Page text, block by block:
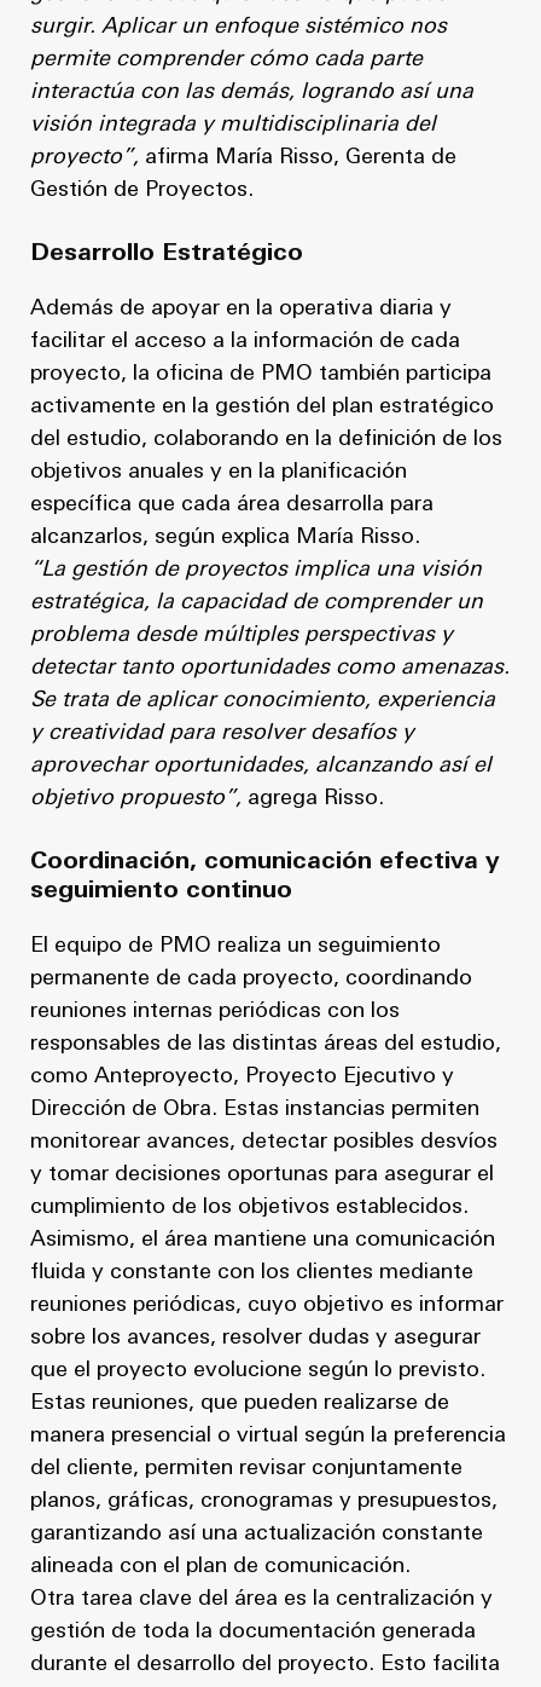
surgir. Aplicar un enfoque sistémico nos
permite comprender cómo cada parte
interactúa con las demás, logrando así una
visión integrada y multidisciplinaria del
proyecto”, afirma María Risso, Gerenta de
Gestión de Proyectos.
Desarrollo Estratégico
Además de apoyar en la operativa diaria y
facilitar el acceso a la información de cada
proyecto, la oficina de PMO también participa
activamente en la gestión del plan estratégico
del estudio, colaborando en la definición de los
objetivos anuales y en la planificación
específica que cada área desarrolla para
alcanzarlos, según explica María Risso.
“La gestión de proyectos implica una visión
estratégica, la capacidad de comprender un
problema desde múltiples perspectivas y
detectar tanto oportunidades como amenazas.
Se trata de aplicar conocimiento, experiencia
y creatividad para resolver desafíos y
aprovechar oportunidades, alcanzando así el
objetivo propuesto”, agrega Risso.
Coordinación, comunicación efectiva y
seguimiento continuo
El equipo de PMO realiza un seguimiento
permanente de cada proyecto, coordinando
reuniones internas periódicas con los
responsables de las distintas áreas del estudio,
como Anteproyecto, Proyecto Ejecutivo y
Dirección de Obra. Estas instancias permiten
monitorear avances, detectar posibles desvíos
y tomar decisiones oportunas para asegurar el
cumplimiento de los objetivos establecidos.
Asimismo, el área mantiene una comunicación
fluida y constante con los clientes mediante
reuniones periódicas, cuyo objetivo es informar
sobre los avances, resolver dudas y asegurar
que el proyecto evolucione según lo previsto.
Estas reuniones, que pueden realizarse de
manera presencial o virtual según la preferencia
del cliente, permiten revisar conjuntamente
planos, gráficas, cronogramas y presupuestos,
garantizando así una actualización constante
alineada con el plan de comunicación.
Otra tarea clave del área es la centralización y
gestión de toda la documentación generada
durante el desarrollo del proyecto. Esto facilita